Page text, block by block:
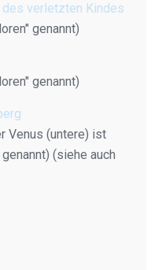
verletzten Kindes
genannt)
genannt)
Venus (untere) ist
(siehe auch